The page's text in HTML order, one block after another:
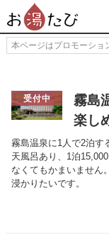
本ページはプロモーショ
受付中
霧島
楽し
霧島温泉に1人で2泊す
天風呂あり、1泊
なくてもかまいません
浸かりたいです。